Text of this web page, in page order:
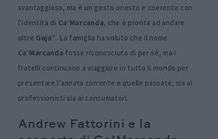
svantaggioso, ma è un gesto onesto e coerente con
l’identità di Ca’Marcanda, che è pronta ad andare
oltre Gaja”. La famiglia ha voluto che il nome
Ca’Marcanda fosse riconosciuto di per sé, ma i
fratelli continuano a viaggiare in tutto il mondo per
presentare l’annata corrente e quelle passate, sia ai
professionisti sia ai consumatori.
Andrew Fattorini e la